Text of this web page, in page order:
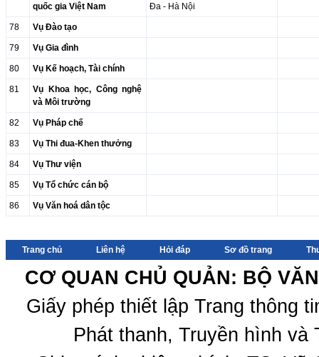
quốc gia Việt Nam
Đa - Hà Nội
78 Vụ Đào tạo
79 Vụ Gia đình
80 Vụ Kế hoạch, Tài chính
81
Vụ Khoa học, Công nghệ
và Môi trường
82 Vụ Pháp chế
83 Vụ Thi đua-Khen thưởng
84 Vụ Thư viện
85 Vụ Tổ chức cán bộ
86 Vụ Văn hoá dân tộc
Trang chủ Liên hệ Hỏi đáp Sơ đồ trang
CƠ QUAN CHỦ QUẢN: BỘ
Giấy phép thiết lập Trang thông
Phát thanh, Truyền hình